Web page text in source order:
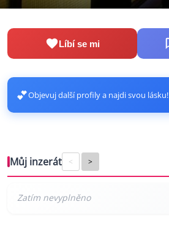
Líbí se mi
💕Objevuj další profily a najdi svou lásku!
Můj inzerát < >